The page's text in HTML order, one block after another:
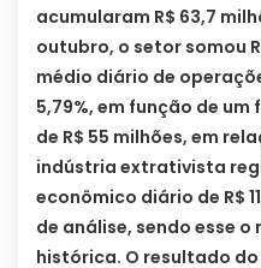
acumularam R$ 63,7
outubro, o setor somou
médio diário de
5,79%, em função de
de R$ 55 milhões, em
indústria extrativista
econômico diário de R$
de análise, sendo esse
histórica. O resultado do